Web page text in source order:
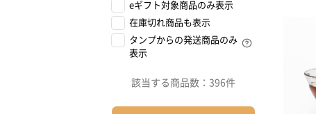
eギフト対象商品のみ表示
在庫切れ商品も表示
タンプからの発送商品のみ
表示
該当する商品数： 396件